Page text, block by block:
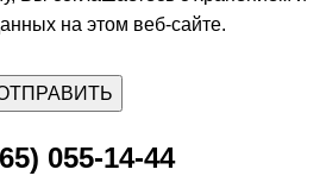
на этом веб-сайте.
055-14-44